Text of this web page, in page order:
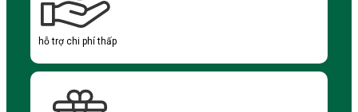
hỗ trợ chi phí thấp